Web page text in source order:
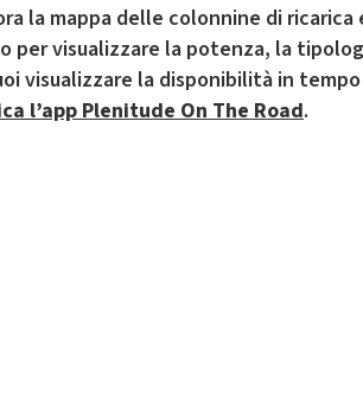
la mappa delle colonnine di
per visualizzare la potenza, la
visualizzare la disponibilità in
l’app Plenitude On The Road.